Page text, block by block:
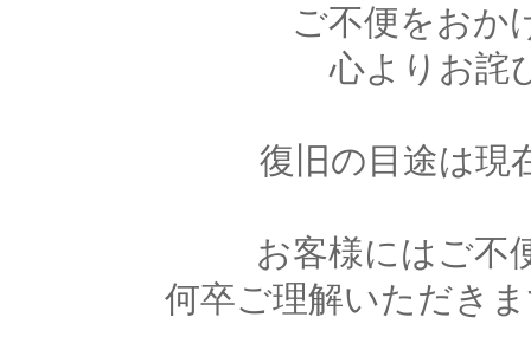
ご不便をおか
心よりお詫
復旧の目途は現
お客様にはご不
何卒ご理解いただき